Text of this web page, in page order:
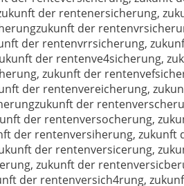
der rentenersicherung,
der
der rentenvrrsicherung,
der rentenve4sicherung,
zukunft der
der rentenvereicherung,
der
der rentenversocherung,
der rentenversiherung,
der rentenversicerung,
zukunft der
der rentenversich4rung,